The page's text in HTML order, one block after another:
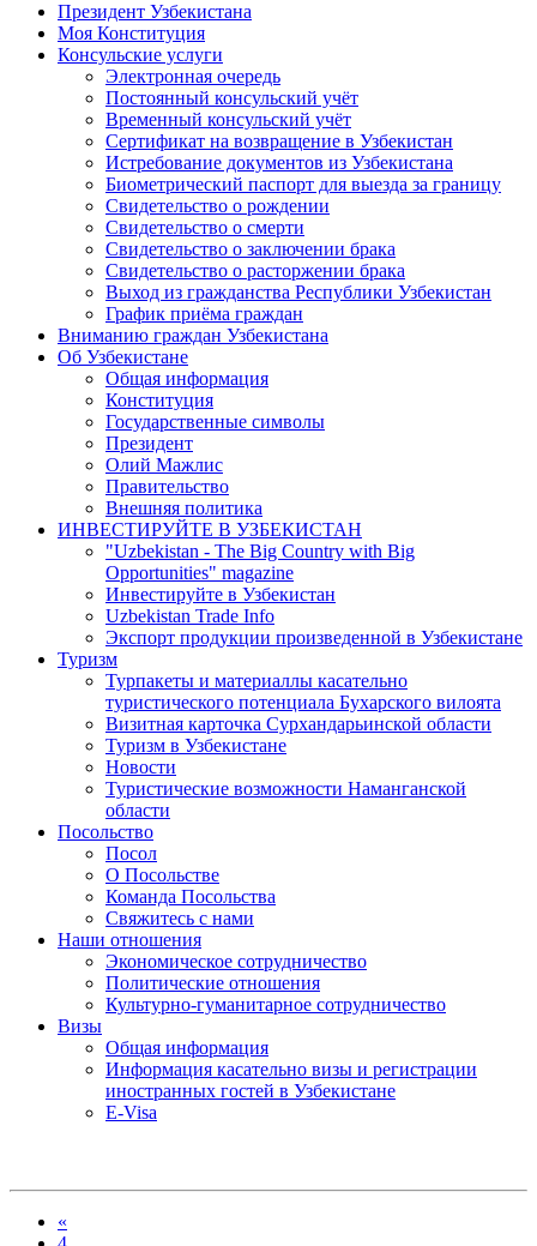
Президент Узбекистана
Моя Конституция
Консульские услуги
Электронная очередь
Постоянный консульский учёт
Временный консульский учёт
Сертификат на возвращение в Узбекистан
Истребование документов из Узбекистана
Биометрический паспорт для выезда за границу
Свидетельство о рождении
Свидетельство о смерти
Свидетельство о заключении брака
Свидетельство о расторжении брака
Выход из гражданства Республики Узбекистан
График приёма граждан
Вниманию граждан Узбекистана
Об Узбекистане
Общая информация
Конституция
Государственные символы
Президент
Олий Мажлис
Правительство
Внешняя политика
ИНВЕСТИРУЙТЕ В УЗБЕКИСТАН
"Uzbekistan - The Big Country with Big
Opportunities" magazine
Инвестируйте в Узбекистан
Uzbekistan Trade Info
Экспорт продукции произведенной в Узбекистане
Туризм
Турпакеты и материаллы касательно
туристического потенциала Бухарского вилоята
Визитная карточка Сурхандарьинской области
Туризм в Узбекистане
Новости
Туристические возможности Наманганской
области
Посольство
Посол
О Посольстве
Команда Посольства
Свяжитесь с нами
Наши отношения
Экономическое сотрудничество
Политические отношения
Культурно-гуманитарное сотрудничество
Визы
Общая информация
Информация касательно визы и регистрации
иностранных гостей в Узбекистане
E-Visa
«